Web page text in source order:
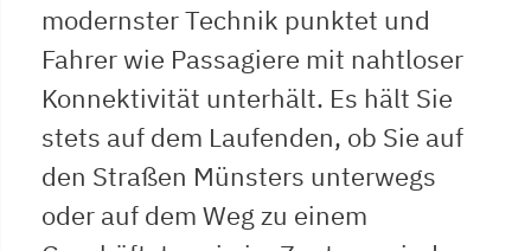
modernster Technik punktet und
Fahrer wie Passagiere mit nahtloser
Konnektivität unterhält. Es hält Sie
stets auf dem Laufenden, ob Sie auf
den Straßen Münsters unterwegs
oder auf dem Weg zu einem